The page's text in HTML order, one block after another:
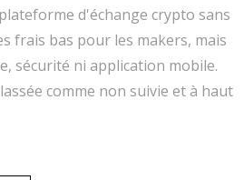
d'échange crypto sans
frais bas pour les makers, mais
sécurité ni application mobile.
comme non suivie et à haut